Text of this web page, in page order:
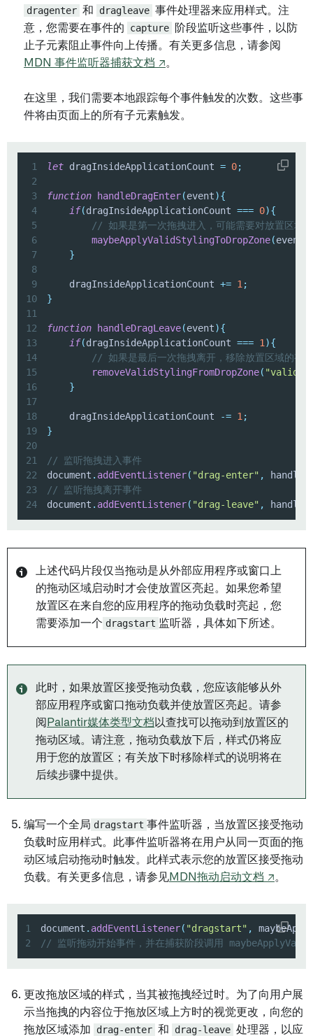
dragenter 和 dragleave 事件处理器来应用样式。注
意，您需要在事件的
capture
阶段监听这些事件，以防
止子元素阻止事件向上传播。有关更多信息，请参阅
MDN 事件监听器捕获文档 ↗。
在这里，我们需要本地跟踪每个事件触发的次数。这些事
件将由页面上的所有子元素触发。
1 let dragInsideApplicationCount = 0;
2
3
function handleDragEnter(event){
4
if(dragInsideApplicationCount === 0){
5
// 如果是第一次拖拽进入，可能需要对放置区域
6
maybeApplyValidStylingToDropZone(event
7
}
8
9
    dragInsideApplicationCount
+= 1;
10
}
11
12
function handleDragLeave(event){
13
if(dragInsideApplicationCount === 1){
14
// 如果是最后一次拖拽离开，移除放置区域的有
15
removeValidStylingFromDropZone( "valid-
16
}
17
18
    dragInsideApplicationCount
-= 1;
19
}
20
21
// 监听拖拽进入事件
22
document . addEventListener( "drag-enter" ,
23
// 监听拖拽离开事件
24
document . addEventListener( "drag-leave" ,
上述代码片段仅当拖动是从外部应用程序或窗口上
的拖动区域启动时才会使放置区亮起。如果您希望
放置区在来自您的应用程序的拖动负载时亮起，您
需要添加一个 dragstart 监听器，具体如下所述。
此时，如果放置区接受拖动负载，您应该能够从外
部应用程序或窗口拖动负载并使放置区亮起。请参
阅 Palantir媒体类型文档 以查找可以拖动到放置区的
拖动区域。请注意，拖动负载放下后，样式仍将应
用于您的放置区；有关放下时移除样式的说明将在
后续步骤中提供。
编写一个全局 dragstart 事件监听器，当放置区接受拖动
负载时应用样式。此事件监听器将在用户从同一页面的拖
动区域启动拖动时触发。此样式表示您的放置区接受拖动
负载。有关更多信息，请参见MDN拖动启动文档 ↗。
1 document . addEventListener( "dragstart" ,
2
// 监听拖动开始事件，并在捕获阶段调用
更改拖放区域的样式，当其被拖拽经过时。为了向用户展
示当拖拽的内容位于拖放区域上方时的视觉更改，向您的
拖放区域添加
drag-enter 和 drag-leave 处理器，以应